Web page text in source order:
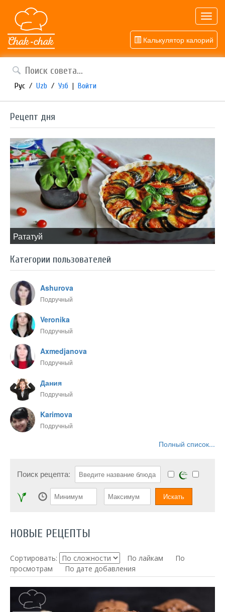
Калькулятор калорий
Рус / Uzb / Узб | Войти
Рецепт дня
​Рататуй
Категории пользователей
Ashurova
Подручный
Veronika
Подручный
Axmedjanova
Подручный
Дания
Подручный
Karimova
Подручный
Полный список...
Поиск рецепта:
НОВЫЕ РЕЦЕПТЫ
Сортировать: По лайкам
По
просмотрам
По дате добавления